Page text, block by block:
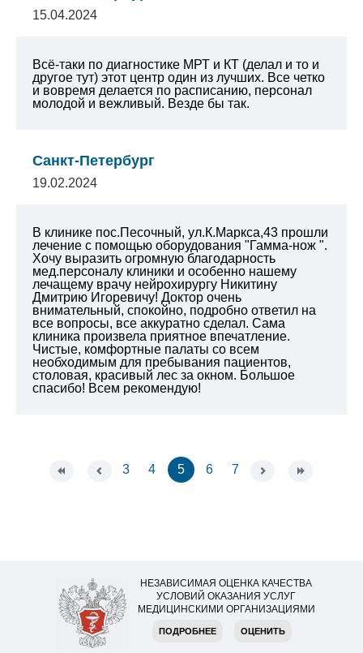
15.04.2024
Всё-таки по диагностике МРТ и КТ (делал и то и
другое тут) этот центр один из лучших. Все четко
и вовремя делается по расписанию, персонал
молодой и вежливый. Везде бы так.
Санкт-Петербург
19.02.2024
В клинике пос.Песочный, ул.К.Маркса,43 прошли
лечение с помощью оборудования "Гамма-нож ".
Хочу выразить огромную благодарность
мед.персоналу клиники и особенно нашему
лечащему врачу нейрохирургу Никитину
Дмитрию Игоревичу! Доктор очень
внимательный, спокойно, подробно ответил на
все вопросы, все аккуратно сделал. Сама
клиника произвела приятное впечатление.
Чистые, комфортные палаты со всем
необходимым для пребывания пациентов,
столовая, красивый лес за окном. Большое
спасибо! Всем рекомендую!
3 4 5 6 7
НЕЗАВИСИМАЯ ОЦЕНКА КАЧЕСТВА
УСЛОВИЙ ОКАЗАНИЯ УСЛУГ
МЕДИЦИНСКИМИ ОРГАНИЗАЦИЯМИ
ПОДРОБНЕЕ ОЦЕНИТЬ